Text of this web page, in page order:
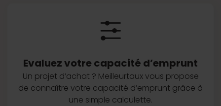
Evaluez votre capacité d’emprunt
Un projet d’achat ? Meilleurtaux vous propose
de connaître votre capacité d’emprunt grâce à
une simple calculette.